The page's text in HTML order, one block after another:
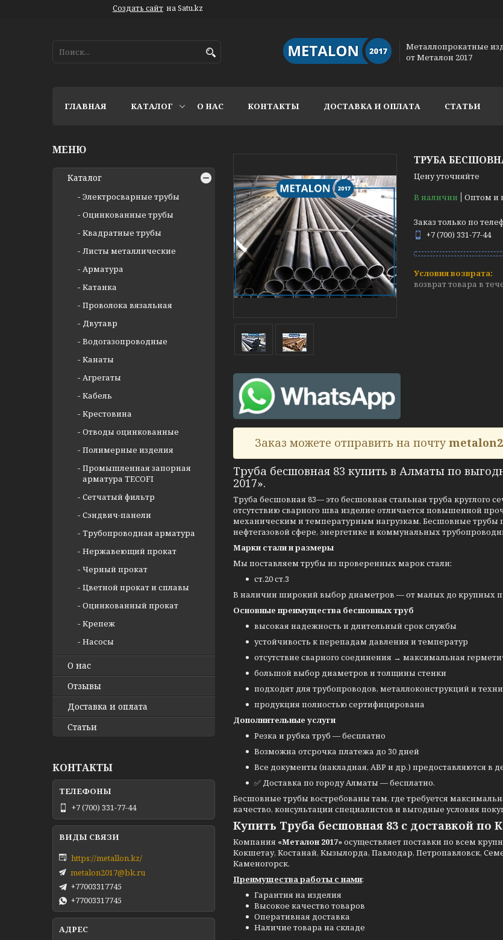
Создать сайт на Satu.kz
Металлопрокатные
от Металон 2017
ГЛАВНАЯ КАТАЛОГ О НАС КОНТАКТЫ ДОСТАВКА И ОПЛАТА СТАТЬИ
ТРУБА
Цену уточняйте
В наличии
Оптом и
Заказ только по
+7 (700) 331-77-44
возврат товара в
Заказ можете отправить на почту
Труба бесшовная 83 купить в Алматы по
2017».
Труба бесшовная 83— это бесшовная стальная труба круглого
отсутствию сварного шва изделие отличается повышенной
механическим и температурным нагрузкам. Бесшовные
нефтегазовой сфере, энергетике и коммунальных
Марки стали и размеры
Мы поставляем трубы из проверенных марок стали:
ст.20 ст.3
В наличии широкий выбор диаметров — от малых до крупных
Основные преимущества бесшовных труб
высокая надежность и длительный срок службы
устойчивость к перепадам давления и температур
отсутствие сварного соединения → максимальная
большой выбор диаметров и толщины стенки
подходят для трубопроводов, металлоконструкций и
продукция полностью сертифицирована
Дополнительные услуги
Резка и рубка труб — бесплатно
Возможна отсрочка платежа до 30 дней
Все документы (накладная, АВР и др.) предоставляются в
✅ Доставка по городу Алматы — бесплатно.
Бесшовные трубы востребованы там, где требуется
качество, консультации специалистов и выгодные условия
Купить Труба бесшовная 83 с доставкой по
Компания «Металон 2017»осуществляет поставки по всем
Кокшетау, Костанай, Кызылорда, Павлодар, Петропавловск,
Каменогорск.
Преимущества работы с нами:
Гарантия на изделия
Высокое качество товаров
Оперативная доставка
Наличие товара на складе
Каталог
Электросварные трубы
Оцинкованные трубы
Квадратные трубы
Листы металлические
Арматура
Катанка
Проволока вязальная
Двутавр
Водогазопроводные
Канаты
Агрегаты
Кабель
Крестовина
Отводы оцинкованные
Полимерные изделия
Промышленная запорная
арматура TECOFI
Сетчатый фильтр
Сэндвич-панели
Трубопроводная арматура
Нержавеющий прокат
Черный прокат
Цветной прокат и сплавы
Оцинкованный прокат
Крепеж
Насосы
О нас
Отзывы
Доставка и оплата
Статьи
КОНТАКТЫ
+7 (700) 331-77-44
https://metallon.kz/
metalon2017@bk.ru
+77003317745
+77003317745